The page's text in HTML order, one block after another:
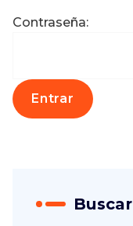
Contraseña:
Buscar